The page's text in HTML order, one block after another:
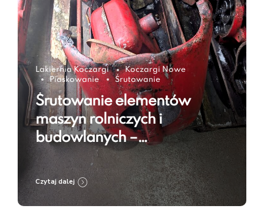
Lakiernia Koczargi
Koczargi Nowe
Piaskowanie
Śrutowanie
Śrutowanie elementów
maszyn rolniczych i
budowlanych –
przygotowanie do renowacji
i zabezpieczenia
antykorozyjnego
Czytaj dalej